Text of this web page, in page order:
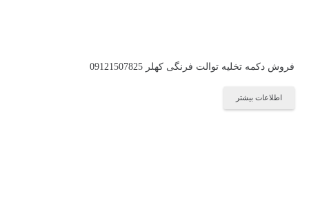
فروش دکمه تخلیه توالت فرنگی کهلر 09121507825
اطلاعات بیشتر